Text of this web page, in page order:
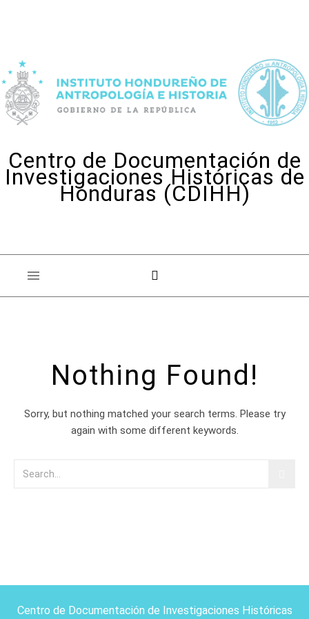
Centro de Documentación de
Investigaciones Históricas de
Honduras (CDIHH)
Nothing Found!
Sorry, but nothing matched your search terms. Please try
again with some different keywords.
Centro de Documentación de Investigaciones Históricas